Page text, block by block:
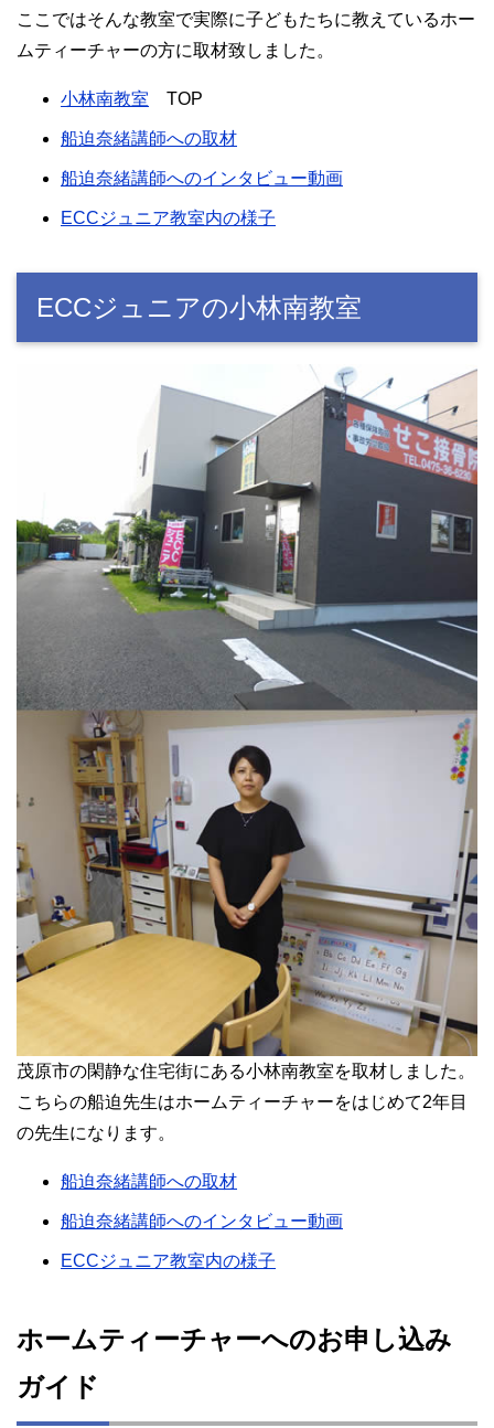
ここではそんな教室で実際に子どもたちに教えているホー
ムティーチャーの方に取材致しました。
小林南教室 TOP
船迫奈緒講師への取材
船迫奈緒講師へのインタビュー動画
ECCジュニア教室内の様子
ECCジュニアの小林南教室
茂原市の閑静な住宅街にある小林南教室を取材しました。
こちらの船迫先生はホームティーチャーをはじめて2年目
の先生になります。
船迫奈緒講師への取材
船迫奈緒講師へのインタビュー動画
ECCジュニア教室内の様子
ホームティーチャーへのお申し込み
ガイド